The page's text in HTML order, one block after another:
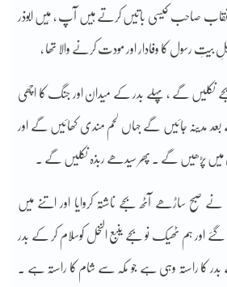
صاحب کیسی باتیں کرتے ہیں آپ ، مَیں ابوذر
بیتِ رسول کا وفادار اور مودت کرنے والا تھا ،
بجے نکلیں گے ، پہلے بدر کے میدان اور جنگ کا اچھی
مدینہ جائیں گے جہاں لحم مندی کھائیں گے اور
میں پڑھیں گے ۔ پھر سیدھے ربذہ نکلیں گے ۔
صبح ساڑھے آٹھ بجے ناشتہ کروایا اور اتنے میں
اور ہم ٹھیک نو بجے ینبع النخل کوسلام کر کے بدر
کا راستہ وہی ہے جو مکہ سے شام کا راستہ ہے ۔